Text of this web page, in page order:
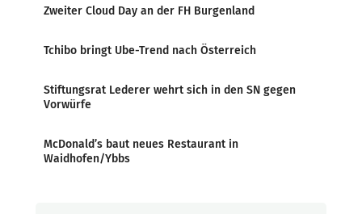
Zweiter Cloud Day an der FH Burgenland
Tchibo bringt Ube-Trend nach Österreich
Stiftungsrat Lederer wehrt sich in den SN gegen
Vorwürfe
McDonald’s baut neues Restaurant in
Waidhofen/Ybbs